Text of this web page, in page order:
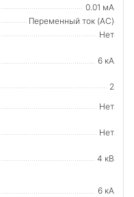
0.01 мА
Переменный ток (AC)
Нет
6 кА
2
Нет
Нет
4 кВ
6 кА